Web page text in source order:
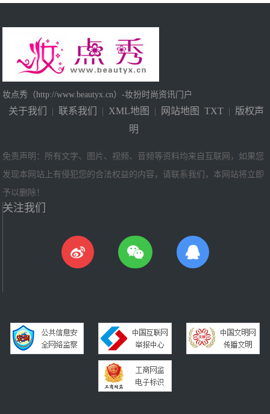
妆点秀（http://www.beautyx.cn）-妆扮时尚资讯门户
关于我们 | 联系我们 | XML地图 | 网站地图 TXT | 版权声
明
免责声明：所有文字、图片、视频、音频等资料均来自互联网，如果您
发现本网站上有侵犯您的合法权益的内容，请联系我们，本网站将立即
予以删除！
关注我们